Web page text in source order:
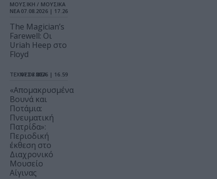
ΜΟΥΣΙΚΗ / ΜΟΥΣΙΚΑ
ΝΕΑ 07.08.2026 | 17.26
The Magician’s
Farewell: Οι
Uriah Heep στο
Floyd
ΤΕΧΝΕΣ / ΝΕΑ
07.08.2026 | 16.59
«Απομακρυσμένα
Βουνά και
Ποτάμια:
Πνευματική
Πατρίδα»:
Περιοδική
έκθεση στο
Διαχρονικό
Μουσείο
Αίγινας